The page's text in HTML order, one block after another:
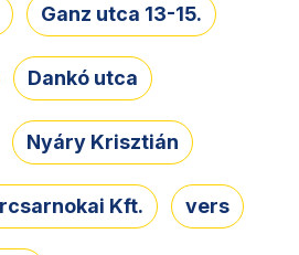
Ganz utca 13-15.
Dankó utca
Nyáry Krisztián
Kft. vers